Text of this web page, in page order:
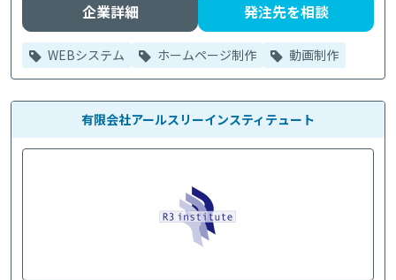
企業詳細 発注先を相談
WEBシステム ホームページ制作 動画制作
有限会社アールスリーインスティテュート